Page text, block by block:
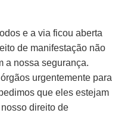
e a via ficou aberta
de manifestação não
a nossa segurança.
urgentemente para
que eles estejam
direito de